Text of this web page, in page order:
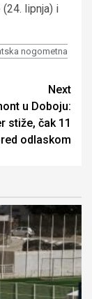
lipnja) i
nogometna
Next
u Doboju:
stiže, čak 11
odlaskom